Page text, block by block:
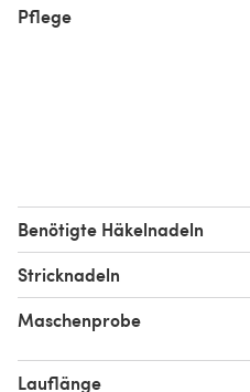
Pflege
Benötigte Häkelnadeln
Stricknadeln
Maschenprobe
Lauflänge